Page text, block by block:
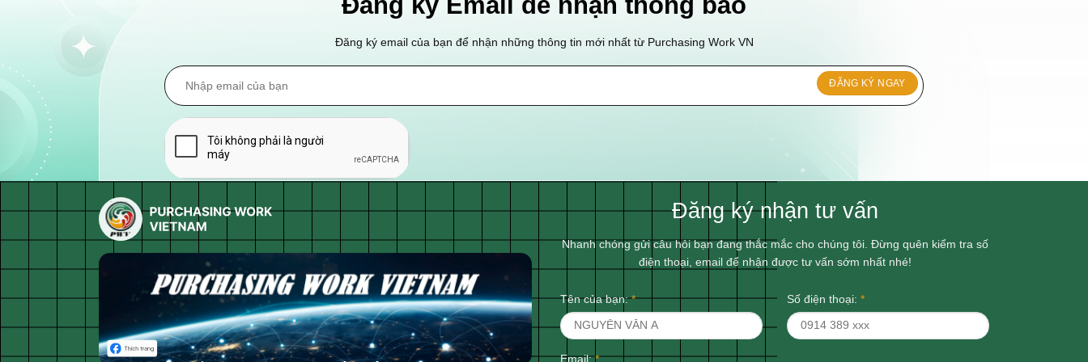
Đăng ký email của bạn để nhận những thông tin mới nhất từ Purchasing Work VN
Đăng ký nhận tư vấn
Nhanh chóng gửi câu hỏi bạn đang thắc mắc cho chúng tôi. Đừng quên kiểm tra số
điện thoại, email để nhận được tư vấn sớm nhất nhé!
Tên của bạn:* Số điện thoại: *
Email:*